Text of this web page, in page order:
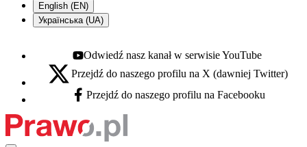
English (EN)
Українська (UA)
Youtube - otwiera się w nowej karcie
Odwiedź nasz kanał w serwisie YouTube
X - otwiera się w nowej karcie
Przejdź do naszego profilu na X (dawniej Twitter)
Facebook - otwiera się w nowej karcie
Przejdź do naszego profilu na Facebooku